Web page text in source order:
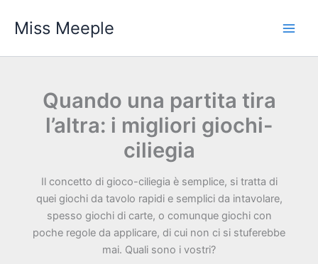
Miss Meeple
Quando una partita tira
l’altra: i migliori giochi-
ciliegia
Il concetto di gioco-ciliegia è semplice, si tratta di
quei giochi da tavolo rapidi e semplici da intavolare,
spesso giochi di carte, o comunque giochi con
poche regole da applicare, di cui non ci si stuferebbe
mai. Quali sono i vostri?